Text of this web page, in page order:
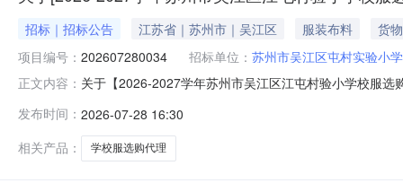
招标｜招标公告 江苏省｜苏州市｜吴江区 服装布料
货物
项目编号： 202607280034 招标单位： 苏州市吴江区屯村实验小学
正文内容： 关于【2026-2027学年苏州市吴江区江屯村验小学校服
2815:39:28】苏州市吴江区屯村实验小学（单位）2026-
发布时间： 2026-07-28 16:30
相关产品：
学校服选购代理